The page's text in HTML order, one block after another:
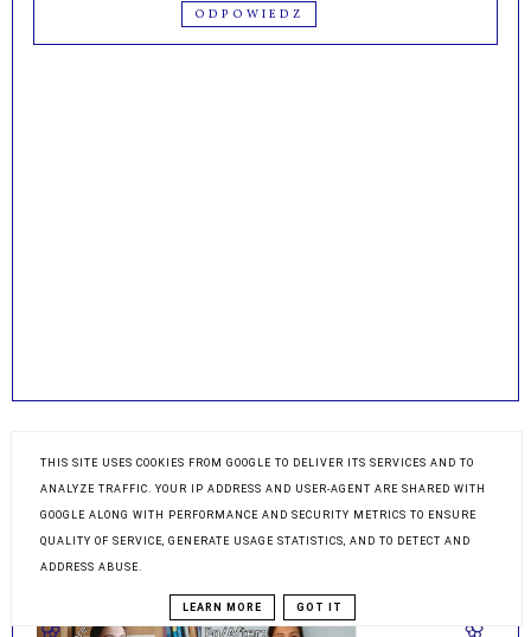
ODPOWIEDZ
POLECANY POST
Sukienka z przeróbki i farbowania starej
kiecki DIY
THIS SITE USES COOKIES FROM GOOGLE TO DELIVER ITS SERVICES AND TO
ANALYZE TRAFFIC. YOUR IP ADDRESS AND USER-AGENT ARE SHARED WITH
GOOGLE ALONG WITH PERFORMANCE AND SECURITY METRICS TO ENSURE
QUALITY OF SERVICE, GENERATE USAGE STATISTICS, AND TO DETECT AND
ADDRESS ABUSE.
LEARN MORE GOT IT